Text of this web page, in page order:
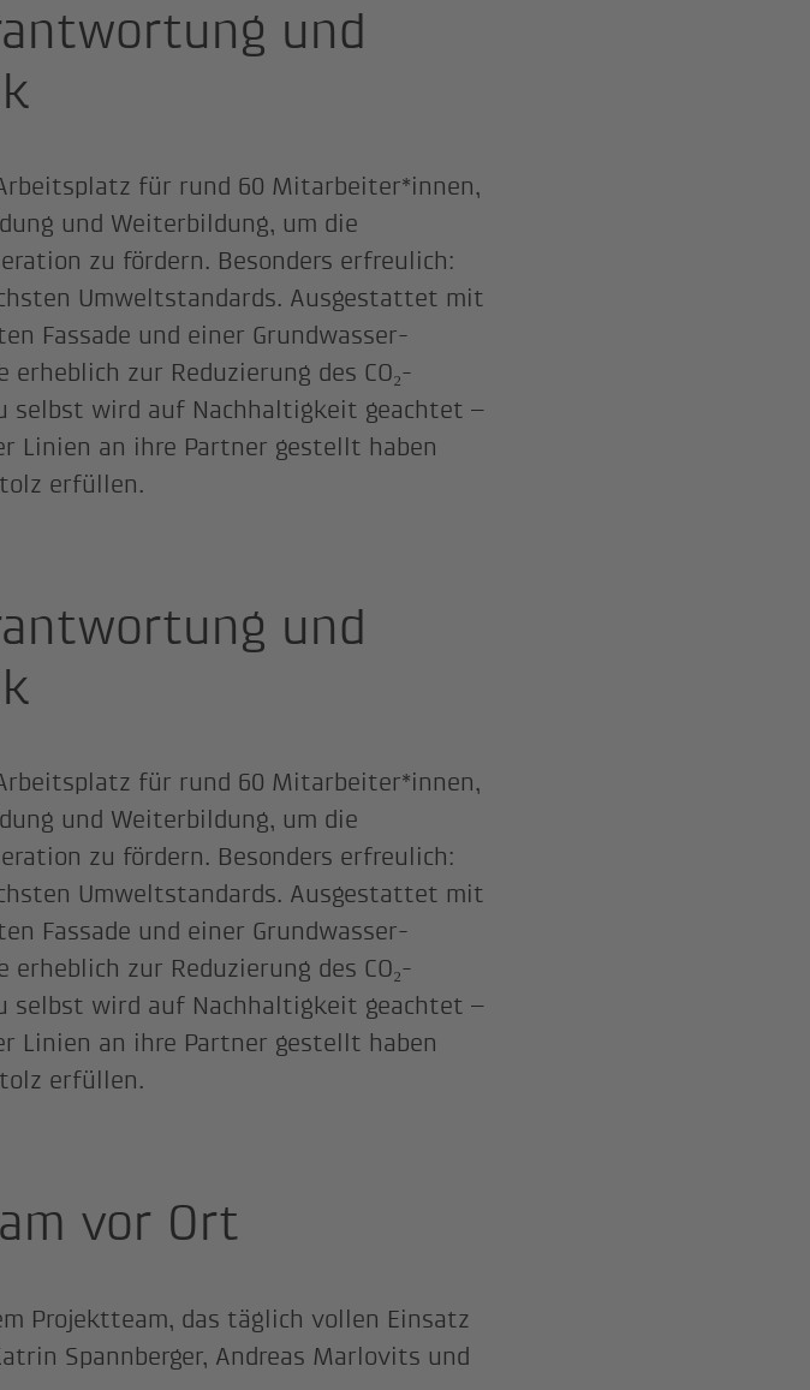
und
für rund 60 Mitarbeiter*innen,
und Weiterbildung, um die
zu fördern. Besonders erfreulich:
Umweltstandards. Ausgestattet mit
Fassade und einer Grundwasser-
erheblich zur Reduzierung des CO₂-
selbst wird auf Nachhaltigkeit geachtet –
Linien an ihre Partner gestellt haben
erfüllen.
und
für rund 60 Mitarbeiter*innen,
und Weiterbildung, um die
zu fördern. Besonders erfreulich:
Umweltstandards. Ausgestattet mit
Fassade und einer Grundwasser-
erheblich zur Reduzierung des CO₂-
selbst wird auf Nachhaltigkeit geachtet –
Linien an ihre Partner gestellt haben
erfüllen.
vor Ort
Projektteam, das täglich vollen Einsatz
Spannberger, Andreas Marlovits und